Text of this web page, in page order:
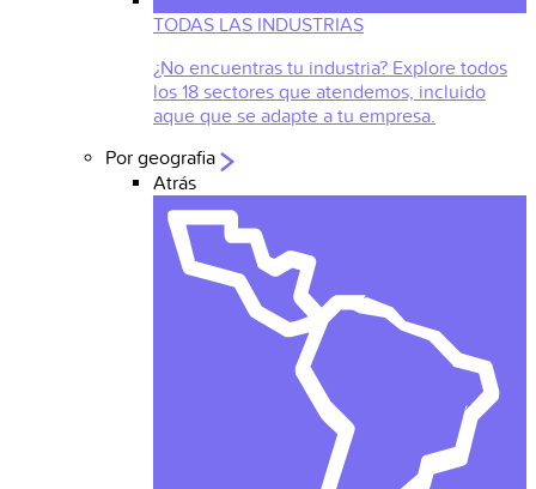
TODAS LAS INDUSTRIAS
¿No encuentras tu industria? Explore todos
los 18 sectores que atendemos, incluido
aque que se adapte a tu empresa.
Por geografia
Atrás